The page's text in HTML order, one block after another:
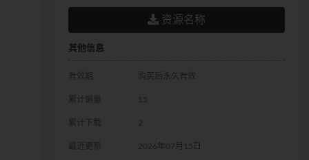
资源名称
其他信息
有效期 购买后永久有效
累计销量 15
累计下载 2
最近更新 2026年07月15日